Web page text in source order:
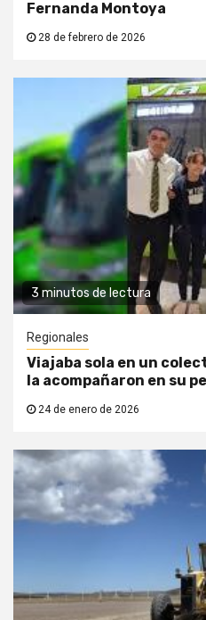
Fernanda Montoya
28 de febrero de 2026
3 minutos de lectura
Regionales
Viajaba sola en un
la acompañaron en su
24 de enero de 2026